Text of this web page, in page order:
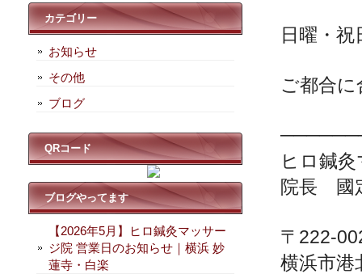
日曜・
ご都合
ヒロ鍼
院長 國
〒222-
横浜市
カテゴリー
お知らせ
その他
ブログ
QRコード
ブログやってます
【2026年5月】ヒロ鍼灸マッサー
ジ院 営業日のお知らせ｜横浜 妙
蓮寺・白楽